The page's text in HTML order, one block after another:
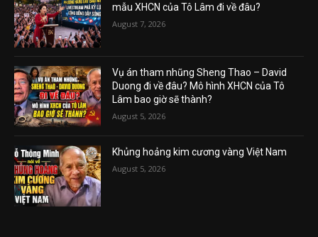
mẫu XHCN của Tô Lâm đi về đâu?
August 7, 2026
Vụ án tham nhũng Sheng Thao – David
Duong đi về đâu? Mô hình XHCN của Tô
Lâm bao giờ sẽ thành?
August 5, 2026
Khủng hoảng kim cương vàng Việt Nam
August 5, 2026